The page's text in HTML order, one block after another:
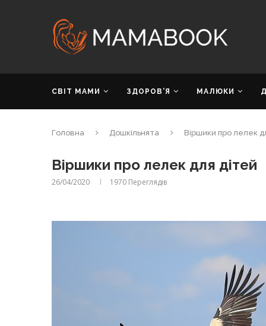
СВІТ МАМИ ЗДОРОВ’Я МАЛЮКИ
Головна Дошкільнята Віршики про лелек
Віршики про лелек для дітей
26/04/2020 1970 Переглядів